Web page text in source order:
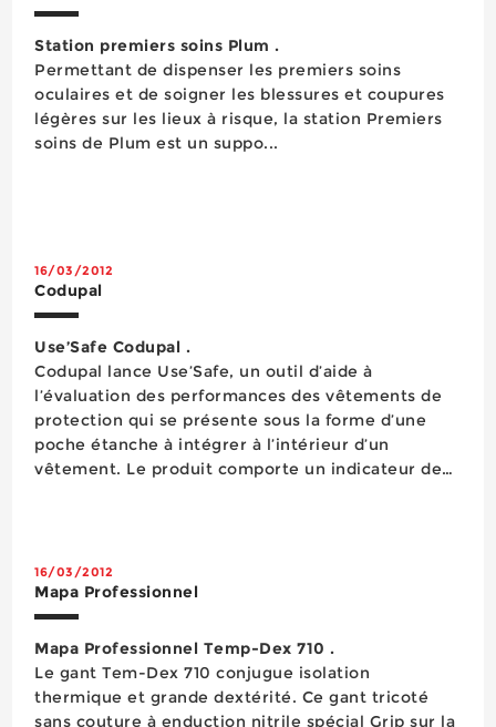
Station premiers soins Plum .
Permettant de dispenser les premiers soins
oculaires et de soigner les blessures et coupures
légères sur les lieux à risque, la station Premiers
soins de Plum est un suppo...
16/03/2012
Codupal
Use’Safe Codupal .
Codupal lance Use’Safe, un outil d’aide à
l’évaluation des performances des vêtements de
protection qui se présente sous la forme d’une
poche étanche à intégrer à l’intérieur d’un
vêtement. Le produit comporte un indicateur de
16/03/2012
Mapa Professionnel
Mapa Professionnel Temp-Dex 710 .
Le gant Tem-Dex 710 conjugue isolation
thermique et grande dextérité. Ce gant tricoté
sans couture à enduction nitrile spécial Grip sur la